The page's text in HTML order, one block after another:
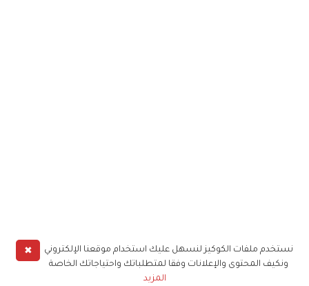
✖
نستخدم ملفات الكوكيز لنسهل عليك استخدام موقعنا الإلكتروني
ونكيف المحتوى والإعلانات وفقا لمتطلباتك واحتياجاتك الخاصة
المزيد